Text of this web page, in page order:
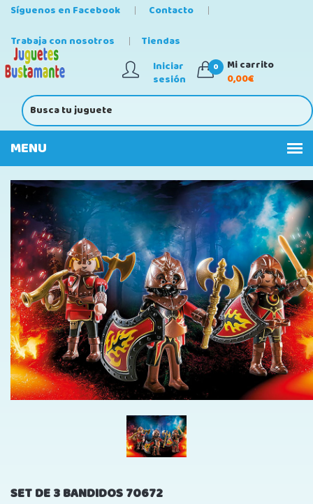
Síguenos en Facebook
Contacto
Trabaja con nosotros
Tiendas
Iniciar
sesión
0
Mi carrito
0,00€
SET DE 3 BANDIDOS 70672